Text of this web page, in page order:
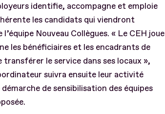
identifie, accompagne et emploie
les candidats qui viendront
Nouveau Collègues. « Le CEH joue
les bénéficiaires et les encadrants de
le service dans ses locaux »,
suivra ensuite leur activité
de sensibilisation des équipes